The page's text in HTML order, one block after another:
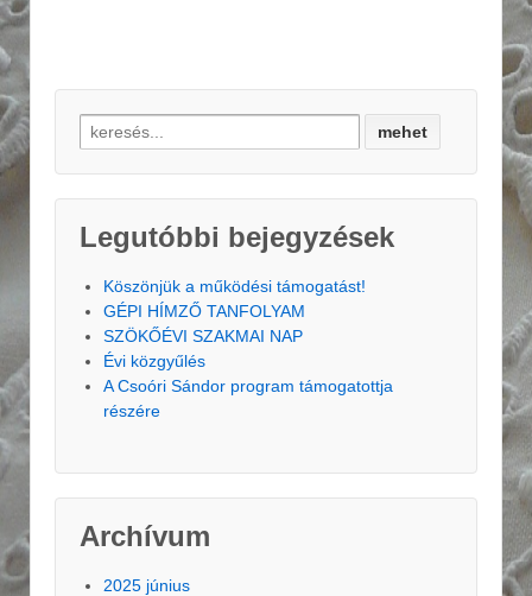
Search for:
Legutóbbi bejegyzések
Köszönjük a működési támogatást!
GÉPI HÍMZŐ TANFOLYAM
SZÖKŐÉVI SZAKMAI NAP
Évi közgyűlés
A Csoóri Sándor program támogatottja
részére
Archívum
2025 június